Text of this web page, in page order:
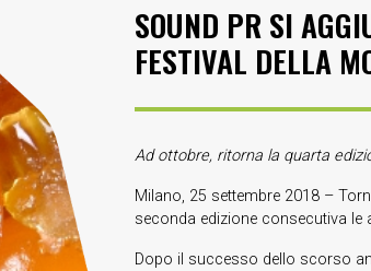
SOUND PR SI
FESTIVAL DELLA
Ad ottobre, ritorna la quarta
Milano, 25 settembre 2018 –
seconda edizione consecutiva le
Dopo il successo dello scorso